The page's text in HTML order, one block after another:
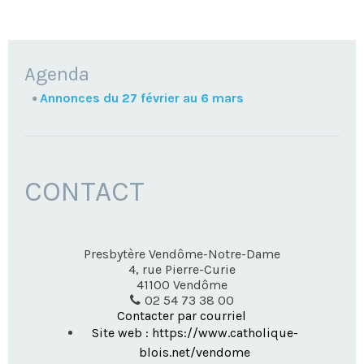
NAVIGATION
Agenda
Annonces du 27 février au 6 mars
CONTACT
Presbytère Vendôme-Notre-Dame
4, rue Pierre-Curie
41100 Vendôme
02 54 73 38 00
Contacter par courriel
Site web : https://www.catholique-
blois.net/vendome